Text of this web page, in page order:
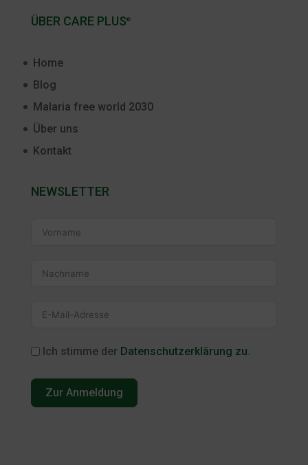
ÜBER CARE PLUS®
Home
Blog
Malaria free world 2030
Über uns
Kontakt
NEWSLETTER
Ich stimme der Datenschutzerklärung zu.
Zur Anmeldung